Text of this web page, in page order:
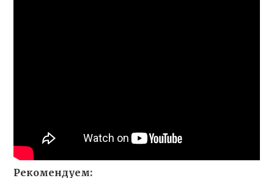
Рекомендуем: